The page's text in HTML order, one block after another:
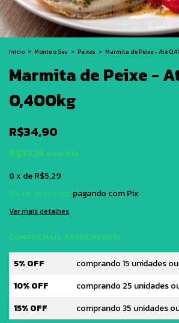
Início > Monte o Seu > Peixes > Marmita de Peixe - Até
Marmita de Peixe -
0,400kg
R$34,90
R$33,16 comPix
8x deR$5,29
5% de desconto pagando com Pix
Ver mais detalhes
COMPRE MAIS, PAGUE MENOS!
5% OFF
comprando 15 unidades
10% OFF
comprando 25 unidades
15% OFF
comprando 35 unidades